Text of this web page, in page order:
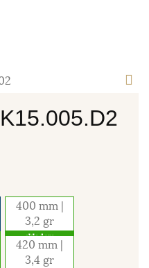
2
400 mm |
3,2 gr
skladom
420 mm |
3,4 gr